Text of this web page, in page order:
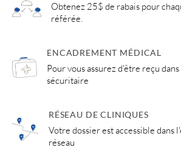
Obtenez 25$ de rabais pour
référée.
ENCADREMENT MÉDICAL
Pour vous assurez d'être reçu
sécuritaire
RÉSEAU DE CLINIQUES
Votre dossier est accessible dans
réseau